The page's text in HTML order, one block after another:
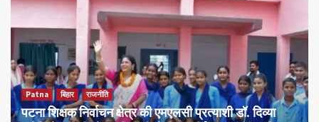
Patna बिहार राजनीति
पटना शिक्षक निर्वाचन क्षेत्र की एमएलसी प्रत्याशी डॉ. दिव्या